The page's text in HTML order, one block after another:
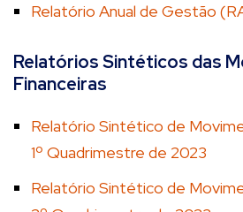
Relatório Anual de Gestão
Relatórios Sintéticos das
Financeiras
Relatório Sintético de
1º Quadrimestre de 2023
Relatório Sintético de